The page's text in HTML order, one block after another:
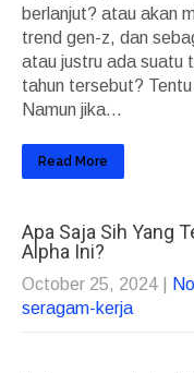
berlanjut? atau akan
trend gen-z, dan
atau justru ada suatu
tahun tersebut?
Namun jika...
Read More
Apa Saja Sih Yang
Alpha Ini?
October 25, 2024
seragam-kerja